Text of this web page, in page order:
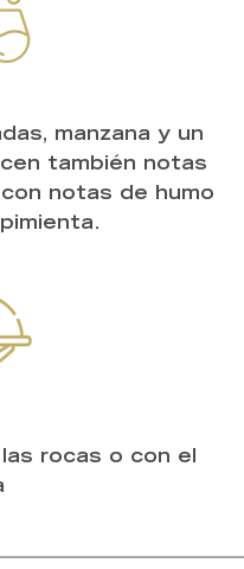
manzana y un
también notas
notas de humo
rocas o con el